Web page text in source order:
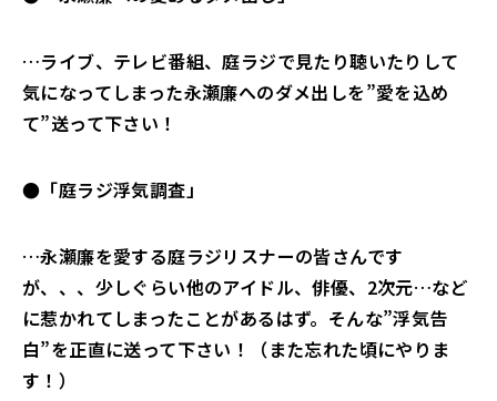
…ライブ、テレビ番組、庭ラジで見たり聴いたりして
気になってしまった永瀬廉へのダメ出しを”愛を込め
て”送って下さい！
●「庭ラジ浮気調査」
…永瀬廉を愛する庭ラジリスナーの皆さんです
が、、、少しぐらい他のアイドル、俳優、2次元…など
に惹かれてしまったことがあるはず。そんな”浮気告
白”を正直に送って下さい！（また忘れた頃にやりま
す！）